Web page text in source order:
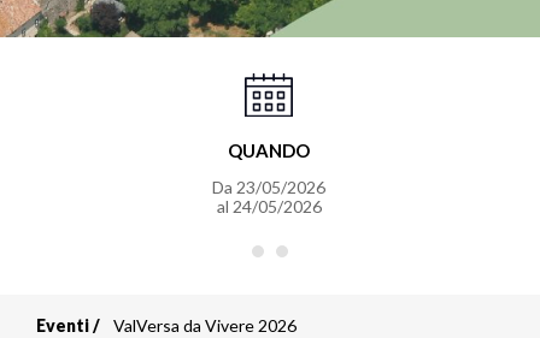
QUANDO
Da 23/05/2026
al 24/05/2026
Eventi ValVersa da Vivere 2026